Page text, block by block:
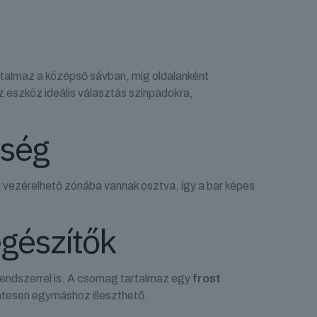
a középső sávban, míg oldalanként
ideális választás színpadokra,
zónába vannak osztva, így a bar képes
is. A csomag tartalmaz egy frost
egymáshoz illeszthető.